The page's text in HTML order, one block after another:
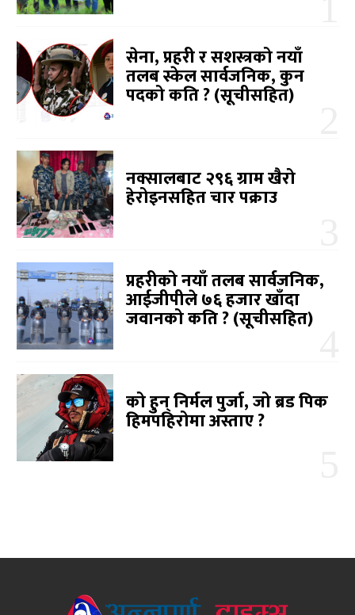
सेना, प्रहरी र सशस्त्रको नयाँ
तलब स्केल सार्वजनिक, कुन
पदको कति ? (सूचीसहित)
नक्सालबाट २९६ ग्राम खैरो
हेरोइनसहित चार पक्राउ
प्रहरीको नयाँ तलब सार्वजनिक,
आईजीपीले ७६ हजार खाँदा
जवानको कति ? (सूचीसहित)
को हुन् निर्मल पुर्जा, जो ब्रड पिक
हिमपहिरोमा अस्ताए ?